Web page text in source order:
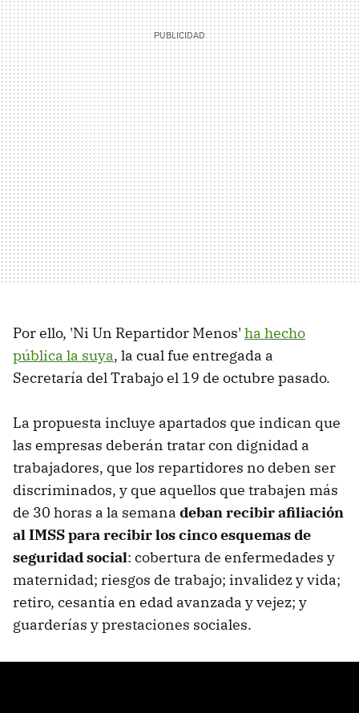
Por ello, 'Ni Un Repartidor Menos' ha hecho
pública la suya, la cual fue entregada a
Secretaría del Trabajo el 19 de octubre pasado.
La propuesta incluye apartados que indican que
las empresas deberán tratar con dignidad a
trabajadores, que los repartidores no deben ser
discriminados, y que aquellos que trabajen más
de 30 horas a la semana deban recibir afiliación
al IMSS para recibir los cinco esquemas de
seguridad social: cobertura de enfermedades y
maternidad; riesgos de trabajo; invalidez y vida;
retiro, cesantía en edad avanzada y vejez; y
guarderías y prestaciones sociales.